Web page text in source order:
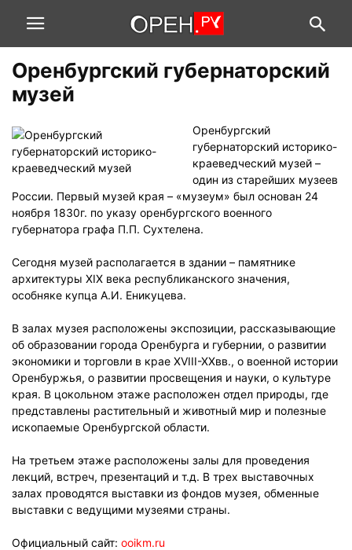
Оренбургский губернаторский
музей
Оренбургский
губернаторский историко-
краеведческий музей –
один из старейших музеев
России. Первый музей края – «музеум» был основан 24
ноября 1830г. по указу оренбургского военного
губернатора графа П.П. Сухтелена.
Сегодня музей располагается в здании – памятнике
архитектуры XIX века республиканского значения,
особняке купца А.И. Еникуцева.
В залах музея расположены экспозиции, рассказывающие
об образовании города Оренбурга и губернии, о развитии
экономики и торговли в крае XVIII-XXвв., о военной истории
Оренбуржья, о развитии просвещения и науки, о культуре
края. В цокольном этаже расположен отдел природы, где
представлены растительный и животный мир и полезные
ископаемые Оренбургской области.
На третьем этаже расположены залы для проведения
лекций, встреч, презентаций и т.д. В трех выставочных
залах проводятся выставки из фондов музея, обменные
выставки с ведущими музеями страны.
Официальный сайт: ooikm.ru